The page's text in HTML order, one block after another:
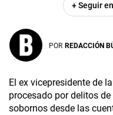
+ Seguir en
POR REDACCIÓN
El ex vicepresidente de
procesado por delitos
sobornos desde las